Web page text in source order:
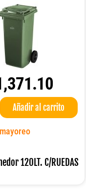
Añadir al carrito
120LT. C/RUEDAS